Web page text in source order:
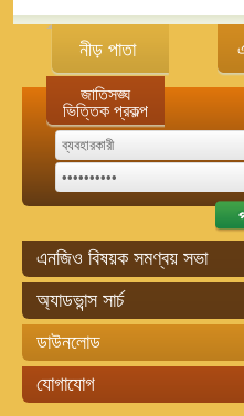
নীড় পাতা
জাতিসঙ্ঘ
ভিত্তিক প্রকল্প
এনজিও বিষয়ক সমণ্বয় সভা
অ্যাডভান্স সার্চ
ডাউনলোড
যোগাযোগ